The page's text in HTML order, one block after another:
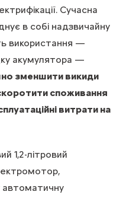
Сучасна
в собі надзвичайну
використання —
акумулятора —
зменшити викиди
споживання
витрати на
1,2-літровий
автоматичну